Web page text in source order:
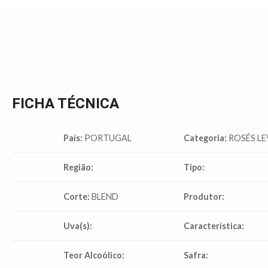
FICHA TÉCNICA
País: PORTUGAL Categoria: ROSÉS
Região: Tipo:
Corte: BLEND Produtor:
Uva(s): Característica:
Teor Alcoólico: Safra: